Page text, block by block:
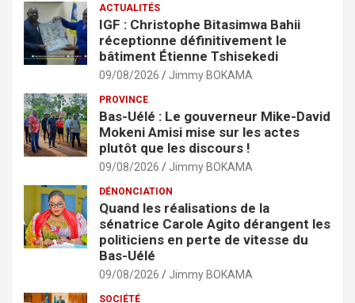
ACTUALITÉS
IGF : Christophe Bitasimwa Bahii
réceptionne définitivement le
bâtiment Étienne Tshisekedi
09/08/2026 Jimmy BOKAMA
PROVINCE
Bas-Uélé : Le gouverneur Mike-David
Mokeni Amisi mise sur les actes
plutôt que les discours !
09/08/2026 Jimmy BOKAMA
DÉNONCIATION
Quand les réalisations de la
sénatrice Carole Agito dérangent les
politiciens en perte de vitesse du
Bas-Uélé
09/08/2026 Jimmy BOKAMA
SOCIÉTÉ